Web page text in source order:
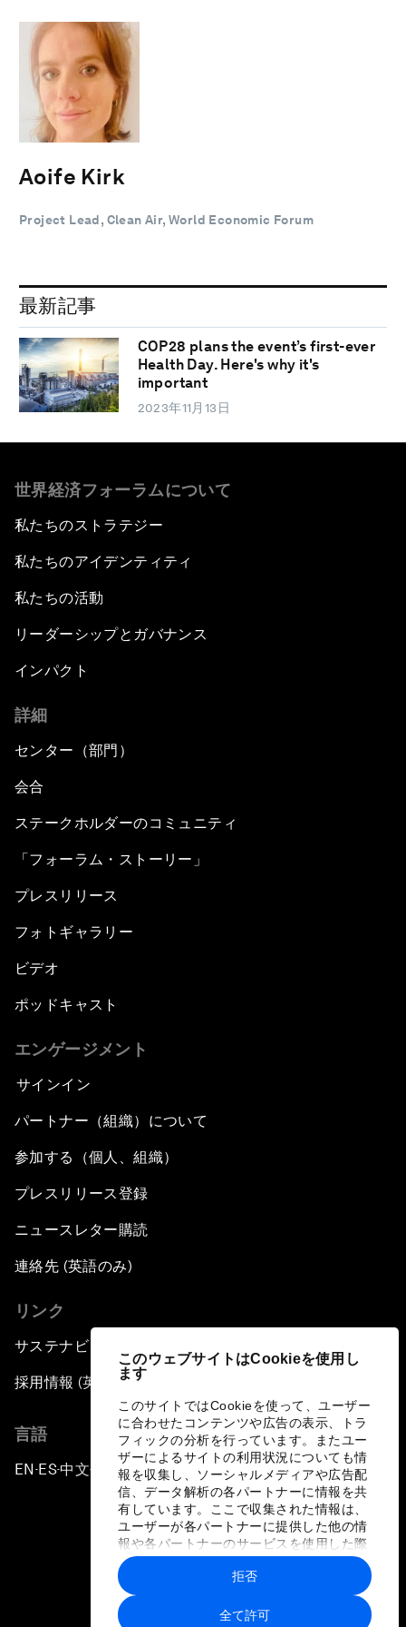
このウェブサイトはCookieを使用し
ます
このサイトではCookieを使って、ユーザー
に合わせたコンテンツや広告の表示、トラ
フィックの分析を行っています。またユー
ザーによるサイトの利用状況についても情
報を収集し、ソーシャルメディアや広告配
信、データ解析の各パートナーに情報を共
有しています。ここで収集された情報は、
ユーザーが各パートナーに提供した他の情
報や各パートナーのサービスを使用した際
に収集された情報と組み合わされ、各パー
トナーによって使用されることがありま
す。
全て許可
拒否
Aoife Kirk
Project Lead, Clean Air, World Economic Forum
最新記事
COP28 plans the event’s first-ever
Health Day. Here's why it's
important
2023年11月13日
世界経済フォーラムについて
私たちのストラテジー
私たちのアイデンティティ
私たちの活動
リーダーシップとガバナンス
インパクト
詳細
センター（部門）
会合
ステークホルダーのコミュニティ
「フォーラム・ストーリー」
プレスリリース
フォトギャラリー
ビデオ
ポッドキャスト
エンゲージメント
サインイン
パートナー（組織）について
参加する（個人、組織）
プレスリリース登録
ニュースレター購読
連絡先 (英語のみ)
リンク
サステナビリティへの取り組み
採用情報 (英語のみ)
言語
EN ▪ ES▪中文▪ 日本語
プライバシーポリシーと利用規約